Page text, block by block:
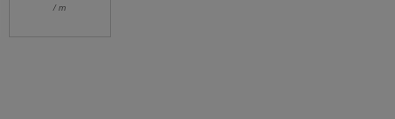
/ m